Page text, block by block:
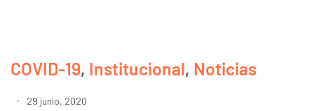
COVID-19, Institucional, Noticias
29 junio, 2020